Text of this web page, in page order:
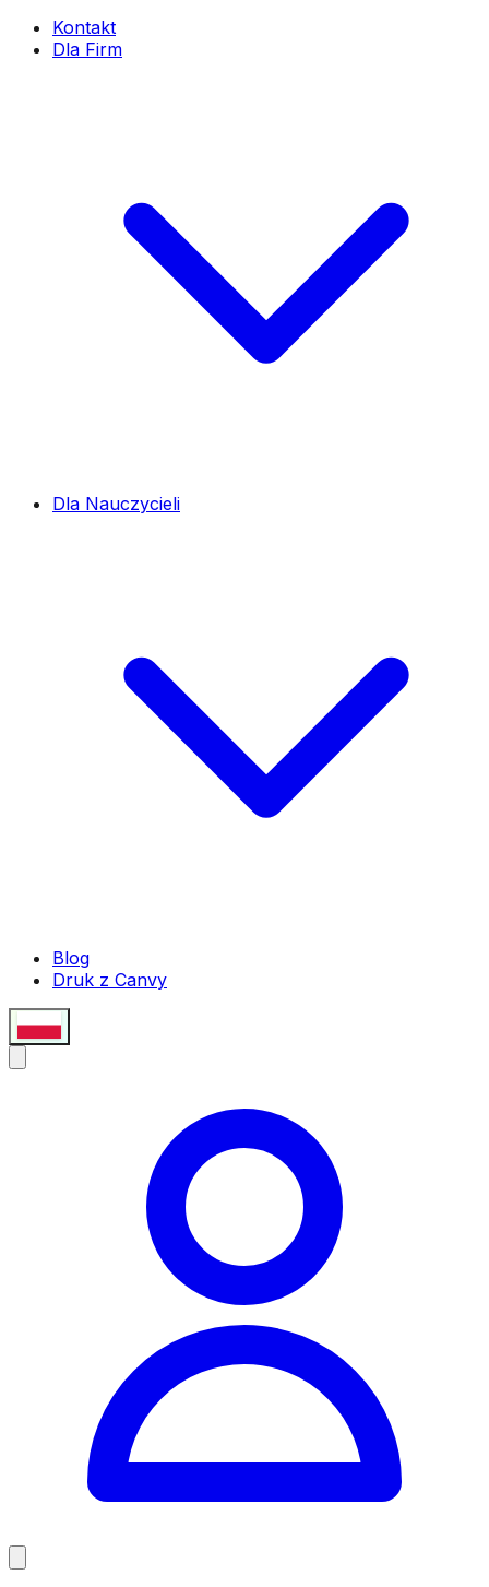
Kontakt
Dla Firm
Dla Nauczycieli
Blog
Druk z Canvy